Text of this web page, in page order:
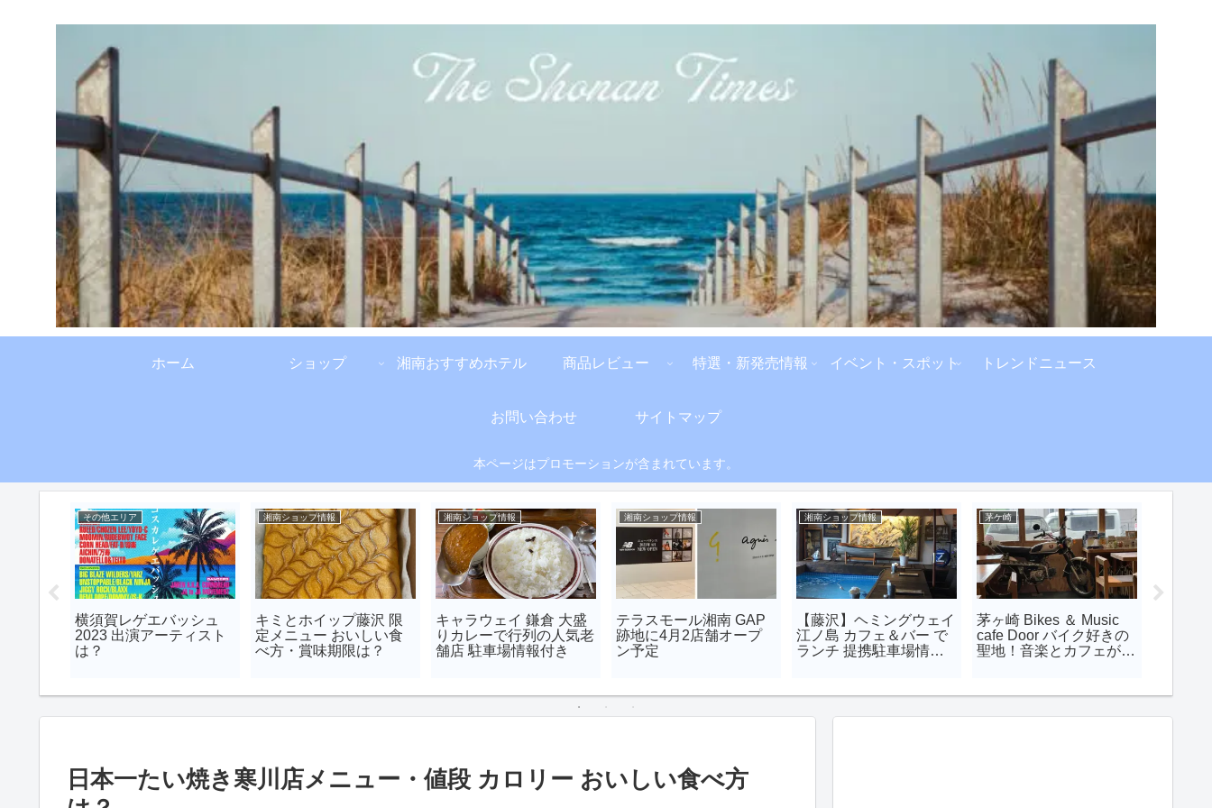
ホーム ショップ 湘南おすすめホテル 商品レビュー 特選・新発売情報 イベント・スポット トレンドニュース
お問い合わせ サイトマップ
本ページはプロモーションが含まれています。
その他エリア
横須賀レゲエバッシュ
2023 出演アーティスト
は？
湘南ショップ情報
キミとホイップ藤沢 限
定メニュー おいしい食
べ方・賞味期限は？
湘南ショップ情報
キャラウェイ 鎌倉 大盛
りカレーで行列の人気老
舗店 駐車場情報付き
湘南ショップ情報
テラスモール湘南 GAP
跡地に4月2店舗オープ
ン予定
湘南ショップ情報
【藤沢】ヘミングウェイ
江ノ島 カフェ＆バー で
ランチ 提携駐車場情報
茅ケ崎
茅ヶ崎 Bikes ＆ Music
cafe Door バイク好きの
聖地！音楽とカフェが楽
日本一たい焼き寒川店メニュー・値段 カロリー おいしい食べ方